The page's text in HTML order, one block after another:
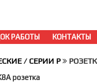
РАБОТЫ КОНТАКТЫ
/ СЕРИИ P
розетка